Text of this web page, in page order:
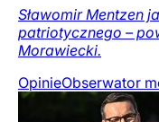
Sławomir Mentzen
patriotycznego –
Morawiecki.
OpinieObserwator